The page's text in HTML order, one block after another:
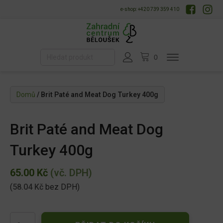
e-shop: +420 739 359 410
Domů / Brit Paté and Meat Dog Turkey 400g
Brit Paté and Meat Dog
Turkey 400g
65.00 Kč (vč. DPH)
(58.04 Kč bez DPH)